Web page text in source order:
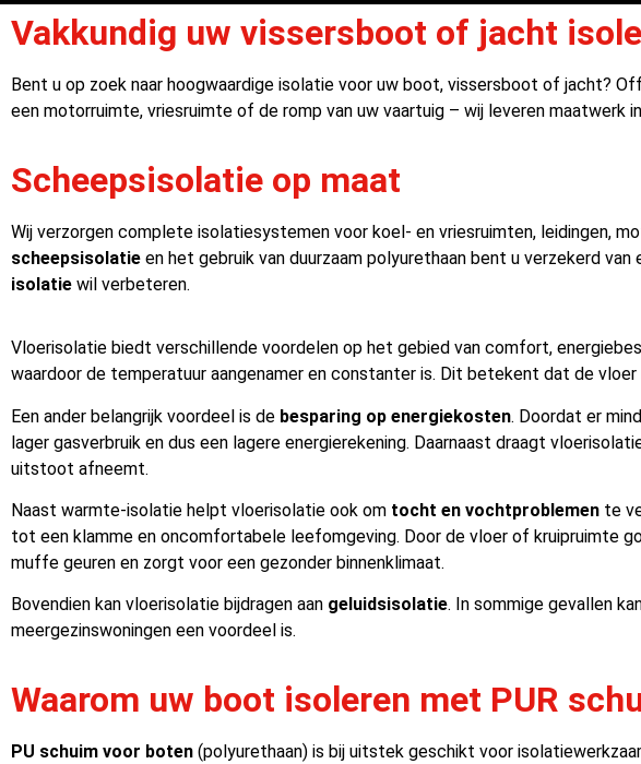
Vakkundig uw vissersboot of jacht
Bent u op zoek naar hoogwaardige isolatie voor uw boot, vissersboot of jacht?
een motorruimte, vriesruimte of de romp van uw vaartuig – wij leveren maatwerk
Scheepsisolatie op maat
Wij verzorgen complete isolatiesystemen voor koel- en vriesruimten, leidingen,
scheepsisolatie en het gebruik van duurzaam polyurethaan bent u verzekerd
isolatie wil verbeteren.
Vloerisolatie biedt verschillende voordelen op het gebied van comfort,
waardoor de temperatuur aangenamer en constanter is. Dit betekent dat de
Een ander belangrijk voordeel is de besparing op energiekosten. Doordat er
lager gasverbruik en dus een lagere energierekening. Daarnaast draagt
uitstoot afneemt.
Naast warmte-isolatie helpt vloerisolatie ook om tocht en vochtproblemen te
tot een klamme en oncomfortabele leefomgeving. Door de vloer of kruipruimte
muffe geuren en zorgt voor een gezonder binnenklimaat.
Bovendien kan vloerisolatie bijdragen aan geluidsisolatie. In sommige gevallen
meergezinswoningen een voordeel is.
Waarom uw boot isoleren met PUR
PU schuim voor boten (polyurethaan) is bij uitstek geschikt voor